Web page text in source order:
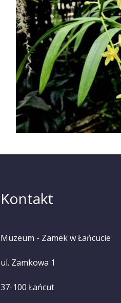
Kontakt
Muzeum - Zamek w Łańcucie
ul. Zamkowa 1
37-100 Łańcut